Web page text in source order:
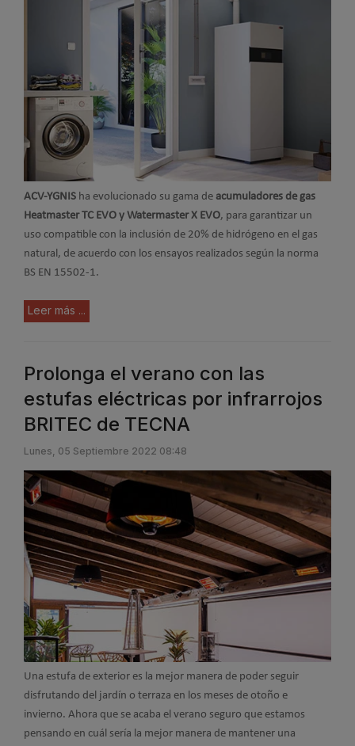
ACV-YGNIS ha evolucionado su gama de acumuladores de gas
Heatmaster TC EVO y Watermaster X EVO, para garantizar un
uso compatible con la inclusión de 20% de hidrógeno en el gas
natural, de acuerdo con los ensayos realizados según la norma
BS EN 15502-1.
Leer más ...
Prolonga el verano con las
estufas eléctricas por infrarrojos
BRITEC de TECNA
Lunes, 05 Septiembre 2022 08:48
Una estufa de exterior es la mejor manera de poder seguir
disfrutando del jardín o terraza en los meses de otoño e
invierno. Ahora que se acaba el verano seguro que estamos
pensando en cuál sería la mejor manera de mantener una